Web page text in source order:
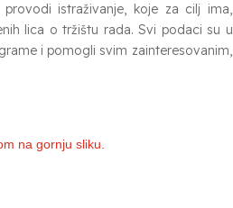
istraživanje, koje za cilj ima,
lica o tržištu rada. Svi podaci su u
i pomogli svim zainteresovanim,
na gornju sliku.